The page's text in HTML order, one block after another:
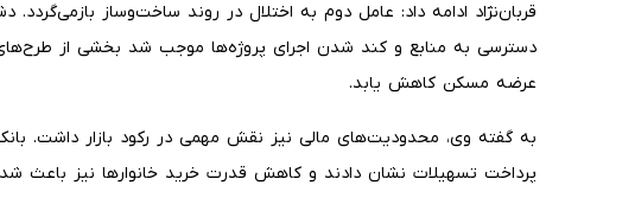
قربان‌نژاد ادامه داد: عامل دوم به اختلال در روند ساخت‌وساز
دسترسی به منابع و کند شدن اجرای پروژه‌ها موجب شد بخشی از
عرضه مسکن کاهش یابد.
به گفته وی، محدودیت‌های مالی نیز نقش مهمی در رکود بازار داشت.
پرداخت تسهیلات نشان دادند و کاهش قدرت خرید خانوارها نیز باعث شد